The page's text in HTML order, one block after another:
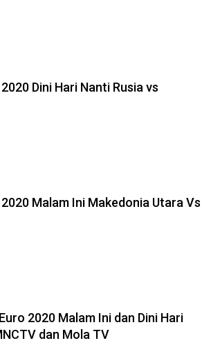
Dini Hari Nanti Rusia vs
Malam Ini Makedonia Utara Vs
2020 Malam Ini dan Dini Hari
dan Mola TV